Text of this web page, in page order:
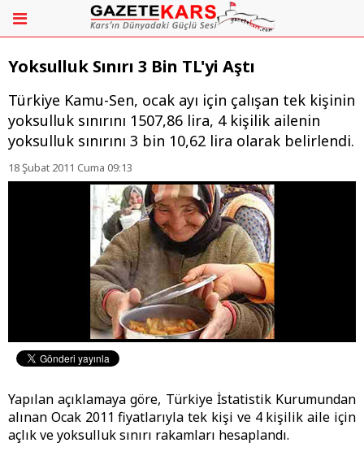
Yoksulluk Sınırı 3 Bin TL'yi Aştı
Türkiye Kamu-Sen, ocak ayı için çalışan tek kişinin
yoksulluk sınırını 1507,86 lira, 4 kişilik ailenin
yoksulluk sınırını 3 bin 10,62 lira olarak belirlendi.
18 Şubat 2011 Cuma 09:13
Yapılan açıklamaya göre, Türkiye İstatistik Kurumundan
alınan Ocak 2011 fiyatlarıyla tek kişi ve 4 kişilik aile için
açlık ve yoksulluk sınırı rakamları hesaplandı.